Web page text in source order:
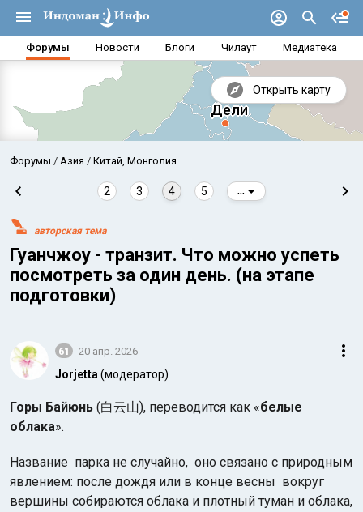
Форумы Новости Блоги Чилаут Медиатека
Открыть карту
Индийский океан
Форумы Азия Китай, Монголия
2 3 4 5
авторская тема
Гуанчжоу - транзит. Что можно успеть
посмотреть за один день. (на этапе
подготовки)
61 20 апр. 2026
Jorjetta (модератор)
Горы Байюнь (白云山), переводится как «белые
облака».
Название парка не случайно, оно связано с природным
явлением: после дождя или в конце весны вокруг
вершины собираются облака и плотный туман и облака,